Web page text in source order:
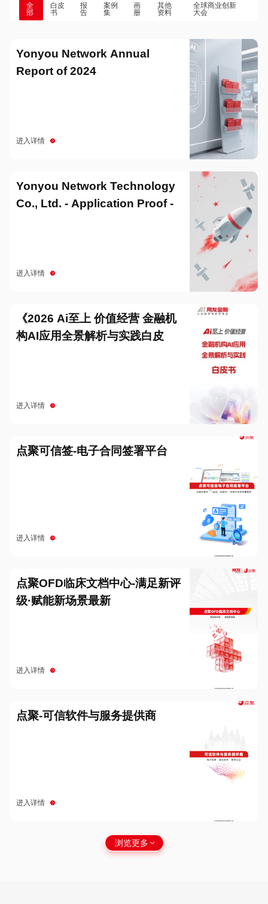
全
部
白皮
书
报
告
案例
集
画
册
其他
资料
全球商业创新
大会
Yonyou Network Annual
Report of 2024
进入详情
Yonyou Network Technology
Co., Ltd. - Application Proof -
进入详情
《2026 Ai至上 价值经营 金融机
构AI应用全景解析与实践白皮
进入详情
点聚可信签-电子合同签署平台
进入详情
点聚OFD临床文档中心-满足新评
级·赋能新场景最新
进入详情
点聚-可信软件与服务提供商
进入详情
浏览更多